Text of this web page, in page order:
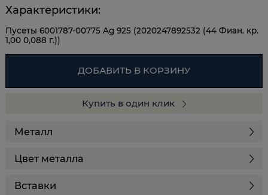
Характеристики:
Пусеты 6001787-00775 Ag 925 (2020247892532 (44 Фиан. кр.
1,00 0,088 г.))
ДОБАВИТЬ В КОРЗИНУ
Купить в один клик
Металл
Цвет металла
Вставки